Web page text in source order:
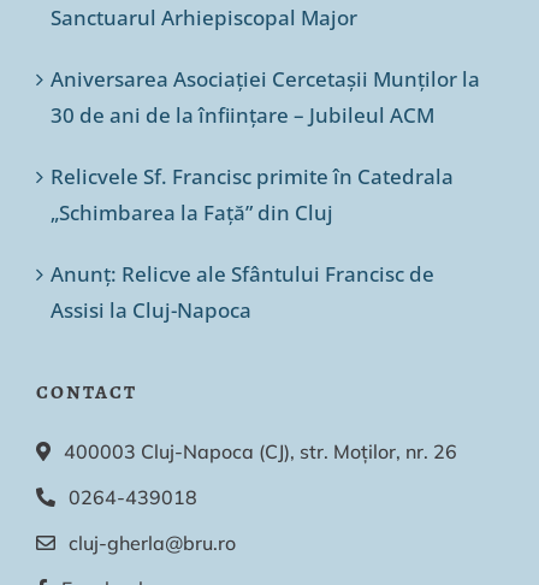
Sanctuarul Arhiepiscopal Major
Aniversarea Asociației Cercetașii Munților la
30 de ani de la înființare – Jubileul ACM
Relicvele Sf. Francisc primite în Catedrala
„Schimbarea la Față” din Cluj
Anunț: Relicve ale Sfântului Francisc de
Assisi la Cluj-Napoca
CONTACT
400003 Cluj-Napoca (CJ), str. Moților, nr. 26
0264-439018
cluj-gherla@bru.ro